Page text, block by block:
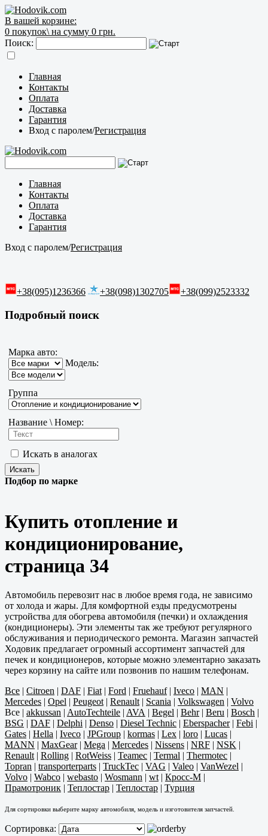
В вашей корзине:
0 покупок\ на сумму 0 грн.
Поиск:
Главная
Контакты
Оплата
Доставка
Гарантия
Вход с паролем/Регистрация
Главная
Контакты
Оплата
Доставка
Гарантия
Вход с паролем/Регистрация
+38(095)1236366 +38(098)1302705 +38(099)2523332
Подробный поиск
Марка авто:
Модель:
Группа
Название \ Номер:
Искать в аналогах
Подбор по марке
Купить отопление и
кондиционирование,
страница 34
Автомобиль перевозит нас в любое время года, не зависимо
от холода и жары. Для комфортной езды предусмотрены
устройства для обогрева автомобиля (печки) и охлаждения
(кондиционеры). Эти элементы так же требуют регулярного
обслуживания и периодического ремонта. Магазин запчастей
Ходовик предлагает огромный ассортимент запчастей для
печек и кондиционеров, которые можно элементарно заказать
через корзину на сайте или позвонив по нашим телефонам.
Все | Citroen | DAF | Fiat | Ford | Fruehauf| Iveco | MAN |
Mercedes | Opel | Peugeot | Renault | Scania | Volkswagen | Volvo
Все | akkussan | AutoTechteile | AVA | Begel | Behr| Beru | Bosch |
BSG | DAF | Delphi | Denso | Diesel Technic | Eberspacher| Febi |
Gates | Hella | Iveco | JPGroup | kormas | Lex | loro | Lucas |
MANN | MaxGear| Mega | Mercedes | Nissens | NRF | NSK |
Renault | Rolling | RotWeiss | Teamec | Termal | Thermotec |
Topran | transporterparts | TruckTec | VAG | Valeo | VanWezel |
Volvo | Wabco | webasto | Wosmann | wt | Кросс-М |
Прамотроник | Теплостар | Теплостар | Турция
Для сортировки выберите марку автомобиля, модель и изготовителя запчастей.
Сортировка: